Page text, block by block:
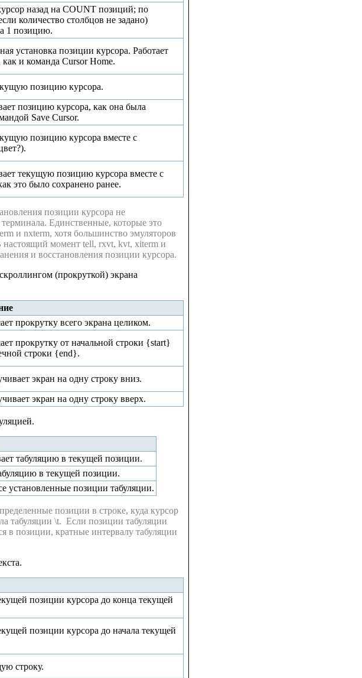
назад на COUNT позиций; по
количество столбцов не задано)
1 позицию.
установка позиции курсора. Работает
как и команда Cursor Home.
позицию курсора.
позицию курсора, как она была
Save Cursor.
позицию курсора вместе с
текущую позицию курсора вместе с
это было сохранено ранее.
позиции курсора не
Единственные, которые это
и nxterm, хотя большинство эмуляторов
настоящий момент tell, rxvt, kvt, xiterm и
и восстановления позиции курсора.
(прокруткой) экрана
прокрутку всего экрана целиком.
прокрутку от начальной строки {start}
строки {end}.
экран на одну строку вниз.
экран на одну строку вверх.
табуляцию в текущей позиции.
в текущей позиции.
установленные позиции табуляции.
позиции в строке, куда курсор
табуляции \t. Если позиции табуляции
в позиции, кратные интервалу табуляции
позиции курсора до конца текущей
позиции курсора до начала текущей
строку.